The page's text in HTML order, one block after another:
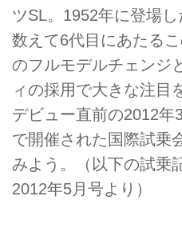
ツSL。1952年に登場
数えて6代目にあたる
のフルモデルチェンジ
ィの採用で大きな注目
デビュー直前の2012
で開催された国際試乗
みよう。（以下の試乗
2012年5月号より）